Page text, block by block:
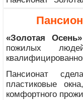
«Золотая Осень»
пожилых
Пансионат
пластиковые
комфортного